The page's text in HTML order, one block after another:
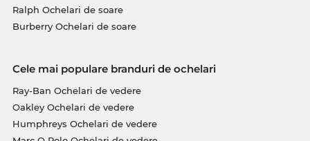
Ralph Ochelari de soare
Burberry Ochelari de soare
Cele mai populare branduri de ochelari
Ray-Ban Ochelari de vedere
Oakley Ochelari de vedere
Humphreys Ochelari de vedere